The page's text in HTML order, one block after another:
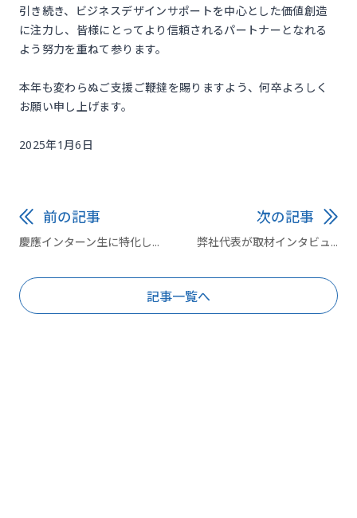
引き続き、ビジネスデザインサポートを中心とした価値創造
に注力し、皆様にとってより信頼されるパートナーとなれる
よう努力を重ねて参ります。
本年も変わらぬご支援ご鞭撻を賜りますよう、何卒よろしく
お願い申し上げます。
2025年1月6日
前の記事
慶應インターン生に特化し...
記事一覧へ
次の記事
弊社代表が取材インタビュ...